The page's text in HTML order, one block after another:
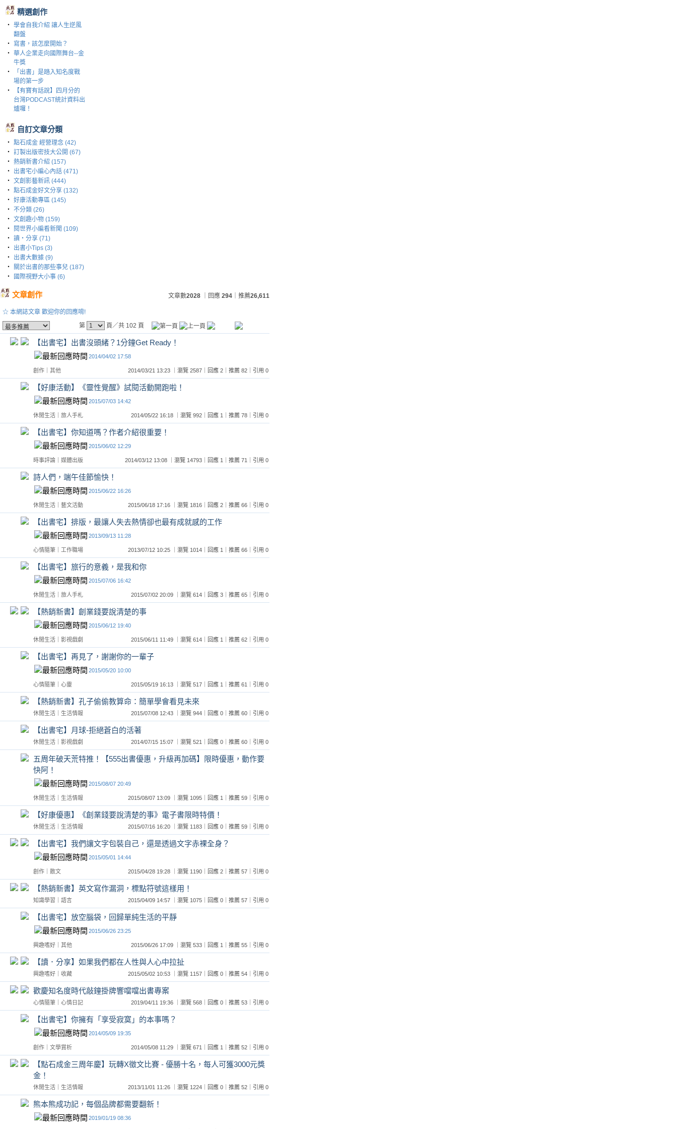
精選創作
‧ 學會自我介紹 讓人生逆風
翻盤
‧ 寫書，該怎麼開始？
‧ 華人企業走向國際舞台--金
牛獎
‧
「出書」是踏入知名度戰
場的第一步
‧
【有寶有話說】四月分的
台灣PODCAST統計資料出
爐囉！
自訂文章分類
‧ 點石成金 經營理念 (42)
‧ 訂製出版密技大公開 (67)
‧ 熱銷新書介紹 (157)
‧
出書宅小編心內話 (471)
‧ 文創影藝新訊 (444)
‧ 點石成金好文分享 (132)
‧ 好康活動專區 (145)
‧ 不分類 (26)
‧ 文創趣小物 (159)
‧
閱世界小編看新聞 (109)
‧ 讀‧分享 (71)
‧
出書小Tips (3)
‧
出書大數據 (9)
‧
關於出書的那些事兒 (187)
‧
國際視野大小事 (6)
文章創作 文章數2028 ｜回應 294 ｜推薦26,611
☆ 本網誌文章 歡迎你的回應唷!
第
頁／共 102 頁
【出書宅】出書沒頭緒？1分鐘Get Ready！
2014/04/02 17:58
創作 其他 2014/03/21 13:23 ｜瀏覽 2587｜回應 2｜推薦 82｜引用 0
【好康活動】《靈性覺醒》試閱活動開跑啦！
2015/07/03 14:42
休閒生活 旅人手札 2014/05/22 16:18 ｜瀏覽 992｜回應 1｜推薦 78｜引用 0
【出書宅】你知道嗎？作者介紹很重要！
2015/06/02 12:29
時事評論 媒體出版 2014/03/12 13:08 ｜瀏覽 14793｜回應 1｜推薦 71｜引用 0
詩人們，端午佳節愉快！
2015/06/22 16:26
休閒生活 藝文活動 2015/06/18 17:16 ｜瀏覽 1816｜回應 2｜推薦 66｜引用 0
【出書宅】排版，最讓人失去熱情卻也最有成就感的工作
2013/09/13 11:28
心情隨筆 工作職場 2013/07/12 10:25 ｜瀏覽 1014｜回應 1｜推薦 66｜引用 0
【出書宅】旅行的意義，是我和你
2015/07/06 16:42
休閒生活 旅人手札 2015/07/02 20:09 ｜瀏覽 614｜回應 3｜推薦 65｜引用 0
【熱銷新書】創業錢要說清楚的事
2015/06/12 19:40
休閒生活 影視戲劇 2015/06/11 11:49 ｜瀏覽 614｜回應 1｜推薦 62｜引用 0
【出書宅】再見了，謝謝你的一輩子
2015/05/20 10:00
心情隨筆 心靈 2015/05/19 16:13 ｜瀏覽 517｜回應 1｜推薦 61｜引用 0
【熱銷新書】孔子偷偷教算命：簡單學會看見未來
休閒生活 生活情報 2015/07/08 12:43 ｜瀏覽 944｜回應 0｜推薦 60｜引用 0
【出書宅】月球-拒絕蒼白的活著
休閒生活 影視戲劇 2014/07/15 15:07 ｜瀏覽 521｜回應 0｜推薦 60｜引用 0
五周年破天荒特推！【555出書優惠，升級再加碼】限時優惠，動作要
快阿！
2015/08/07 20:49
休閒生活 生活情報 2015/08/07 13:09 ｜瀏覽 1095｜回應 1｜推薦 59｜引用 0
【好康優惠】《創業錢要說清楚的事》電子書限時特價！
休閒生活 生活情報 2015/07/16 16:20 ｜瀏覽 1183｜回應 0｜推薦 59｜引用 0
【出書宅】我們讓文字包裝自己，還是透過文字赤裸全身？
2015/05/01 14:44
創作 散文 2015/04/28 19:28 ｜瀏覽 1190｜回應 2｜推薦 57｜引用 0
【熱銷新書】英文寫作漏洞，標點符號這樣用！
知識學習 語言 2015/04/09 14:57 ｜瀏覽 1075｜回應 0｜推薦 57｜引用 0
【出書宅】放空腦袋，回歸單純生活的平靜
2015/06/26 23:25
興趣嗜好 其他 2015/06/26 17:09 ｜瀏覽 533｜回應 1｜推薦 55｜引用 0
【讀．分享】如果我們都在人性與人心中拉扯
興趣嗜好 收藏 2015/05/02 10:53 ｜瀏覽 1157｜回應 0｜推薦 54｜引用 0
歡慶知名度時代敲鐘掛牌響噹噹出書專案
心情隨筆 心情日記 2019/04/11 19:36 ｜瀏覽 568｜回應 0｜推薦 53｜引用 0
【出書宅】你擁有「享受寂寞」的本事嗎？
2014/05/09 19:35
創作 文學賞析 2014/05/08 11:29 ｜瀏覽 671｜回應 1｜推薦 52｜引用 0
【點石成金三周年慶】玩轉X徵文比賽 - 優勝十名，每人可獲3000元獎
金！
休閒生活 生活情報 2013/11/01 11:26 ｜瀏覽 1224｜回應 0｜推薦 52｜引用 0
熊本熊成功記，每個品牌都需要翻新！
2019/01/19 08:36